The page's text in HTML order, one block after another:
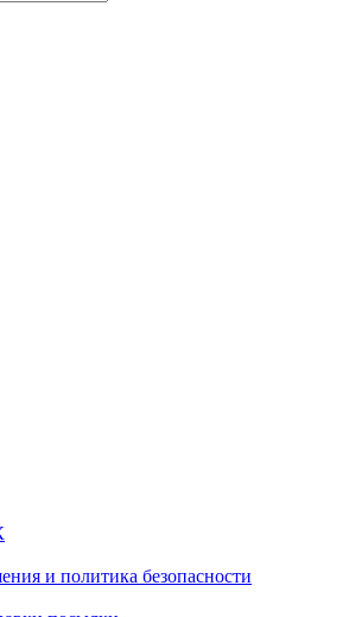
и политика безопасности